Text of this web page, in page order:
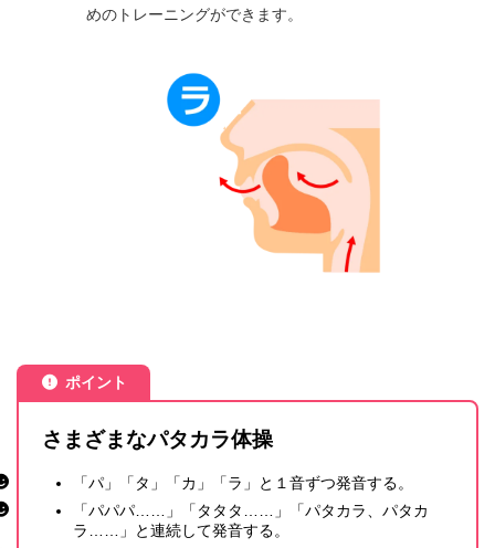
めのトレーニングができます。
ポイント
さまざまなパタカラ体操
「パ」「タ」「カ」「ラ」と１音ずつ発音する。
「パパパ……」「タタタ……」「パタカラ、パタカ
ラ……」と連続して発音する。